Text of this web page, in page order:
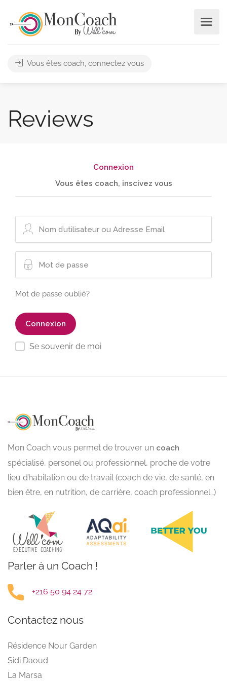
Vous êtes coach, connectez vous
Reviews
Connexion
Vous êtes coach, inscivez vous
Mot de passe oublié?
Se souvenir de moi
Mon Coach vous permet de trouver un coach
spécialisé, personel ou professionnel, proche de votre
lieu d’habitation ou de travail (coach de vie, de santé, en
bien être, en nutrition, de carrière, coach professionnel…)
Parler à un Coach !
+216 50 94 24 72
Contactez nous
Résidence Nour Garden
Sidi Daoud
La Marsa